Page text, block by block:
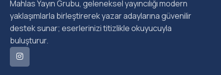
Mahlas Yayın Grubu, geleneksel yayıncılığı modern
yaklaşımlarla birleştirerek yazar adaylarına güvenilir
destek sunar; eserlerinizi titizlikle okuyucuyla
buluşturur.